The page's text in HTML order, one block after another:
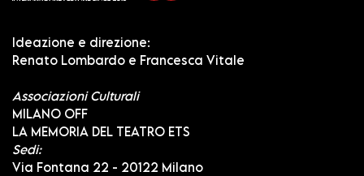
Ideazione e direzione:
Renato Lombardo e Francesca Vitale
Associazioni Culturali
MILANO OFF
LA MEMORIA DEL TEATRO ETS
Sedi:
Via Fontana 22 - 20122 Milano